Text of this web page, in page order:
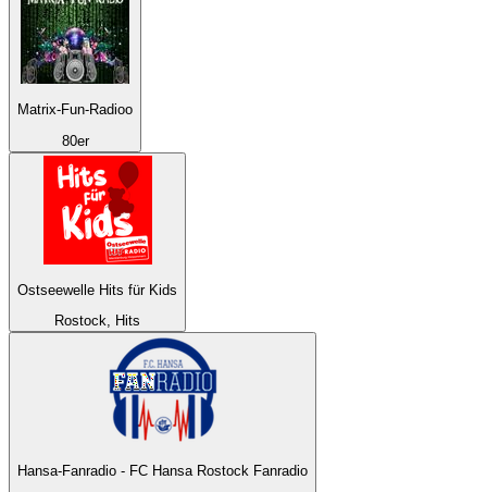
Matrix-Fun-Radioo
80er
Ostseewelle Hits für Kids
Rostock, Hits
Hansa-Fanradio - FC Hansa Rostock Fanradio